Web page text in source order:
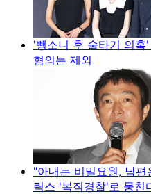
'뺑소니 후 술타기 의
혐의는 제외
"아내는 비밀요원, 남
릭스 '복직경찰'로 뭉친